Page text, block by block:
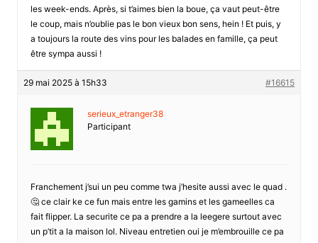
les week-ends. Après, si t’aimes bien la boue, ça vaut peut-être
le coup, mais n’oublie pas le bon vieux bon sens, hein ! Et puis, y
a toujours la route des vins pour les balades en famille, ça peut
être sympa aussi !
29 mai 2025 à 15h33 #16615
serieux_etranger38
Participant
Franchement j’sui un peu comme twa j’hesite aussi avec le quad .
🤔 ce clair ke ce fun mais entre les gamins et les gameelles ca
fait flipper. La securite ce pa a prendre a la leegere surtout avec
un p’tit a la maison lol. Niveau entretien oui je m’embrouille ce pa